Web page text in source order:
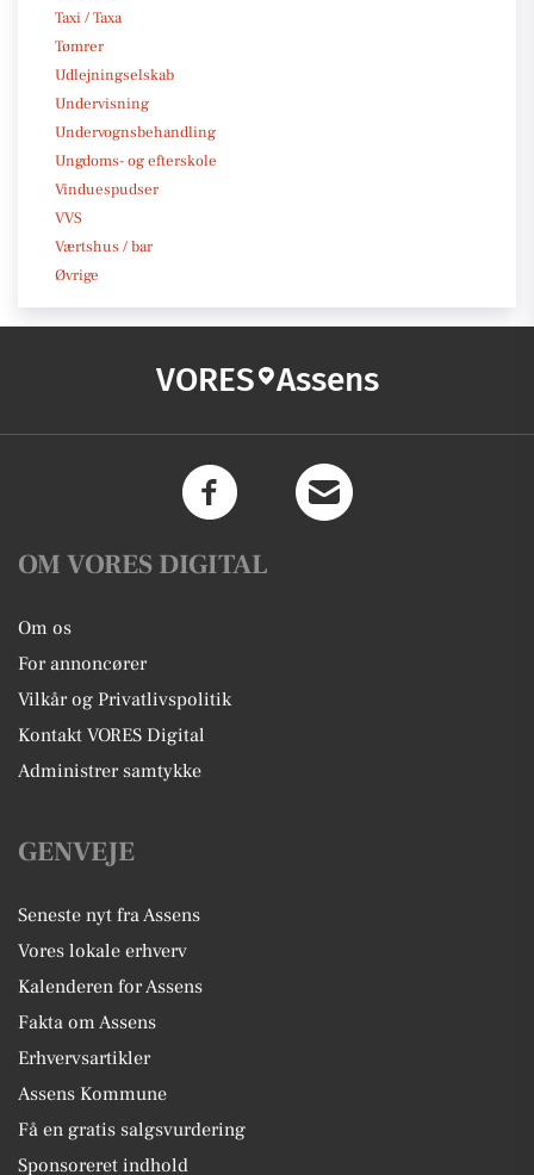
Taxi / Taxa
Tømrer
Udlejningselskab
Undervisning
Undervognsbehandling
Ungdoms- og efterskole
Vinduespudser
VVS
Værtshus / bar
Øvrige
VORES Assens
OM VORES DIGITAL
Om os
For annoncører
Vilkår og Privatlivspolitik
Kontakt VORES Digital
Administrer samtykke
GENVEJE
Seneste nyt fra Assens
Vores lokale erhverv
Kalenderen for Assens
Fakta om Assens
Erhvervsartikler
Assens Kommune
Få en gratis salgsvurdering
Sponsoreret indhold